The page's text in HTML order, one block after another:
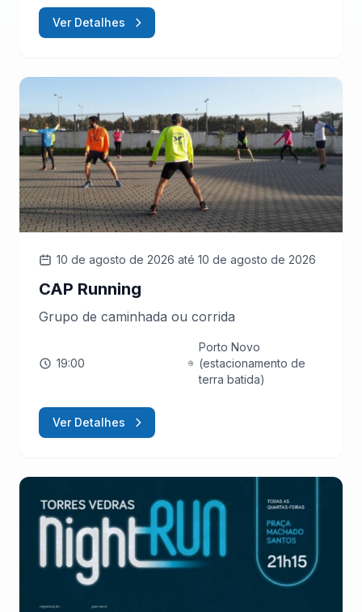
Ver Detalhes
10 de agosto de 2026 até 10 de agosto de 2026
CAP Running
Grupo de caminhada ou corrida
19:00
Porto Novo
(estacionamento de
terra batida)
Ver Detalhes